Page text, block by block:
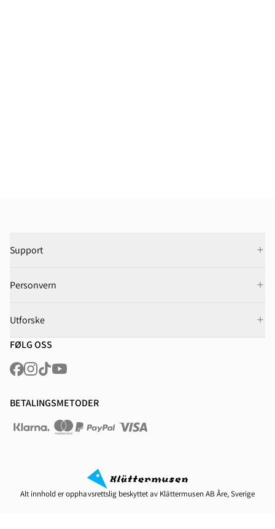
Support
Personvern
Utforske
FØLG OSS
BETALINGSMETODER
Alt innhold er opphavsrettslig beskyttet av Klättermusen AB Åre, Sverige